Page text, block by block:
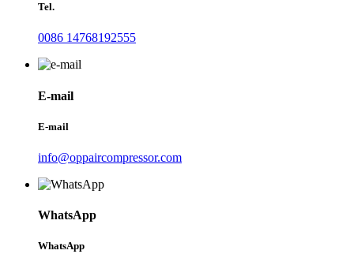
Tel.
0086 14768192555
E-mail
E-mail
info@oppaircompressor.com
WhatsApp
WhatsApp